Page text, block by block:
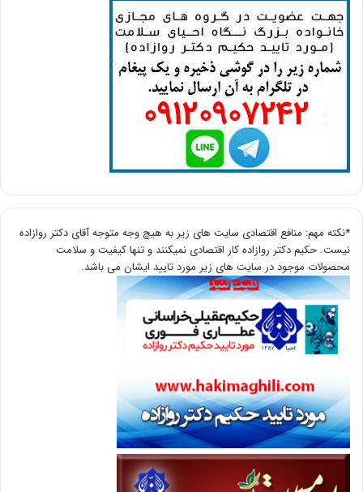
*نکته مهم: منافع اقتصادی سایت های زیر به هیچ وجه متوجه آقای دکتر روازاده
نیست. حکیم دکتر روازاده کار اقتصادی نمیکنند و تنها کیفیت و سلامت
محصولات موجود در سایت های زیر مورد تایید ایشان می باشد.